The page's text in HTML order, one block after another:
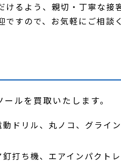
るよう、親切・丁寧な
すので、お気軽にご相談
ルを買取いたします。
ドリル、丸ノコ、グライ
打ち機、エアインパクト